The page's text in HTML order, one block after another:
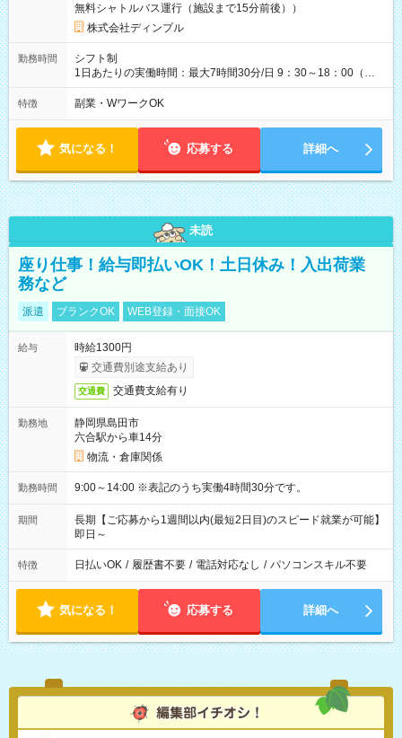
無料シャトルバス運行（施設まで15分前後））
株式会社ディンプル
勤務時間
シフト制
1日あたりの実働時間：最大7時間30分/日 9：30～18：00（実
働7時間30分 休憩1時間） 11：00～17：00（実働6時間 休憩
なし） 13：30～19：30（実働5時間 休憩1時間） など 勤務時
特徴 副業・WワークOK
気になる！ 応募する 詳細へ
未読
座り仕事！給与即払いOK！土日休み！入出荷業
務など
派遣 ブランクOK WEB登録・面接OK
給与
時給1300円
交通費別途支給あり
交通費 交通費支給有り
勤務地
静岡県島田市
六合駅から車14分
物流・倉庫関係
勤務時間 9:00～14:00 ※表記のうち実働4時間30分です。
期間
長期【ご応募から1週間以内(最短2日目)のスピード就業が可能】
即日～
特徴 日払いOK / 履歴書不要 / 電話対応なし / パソコンスキル不要
気になる！ 応募する 詳細へ